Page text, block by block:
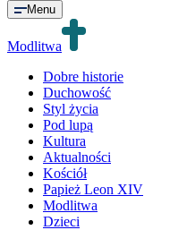
Menu
Modlitwa
Dobre historie
Duchowość
Styl życia
Pod lupą
Kultura
Aktualności
Kościół
Papież Leon XIV
Modlitwa
Dzieci